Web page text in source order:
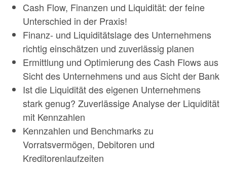
Cash Flow, Finanzen und Liquidität: der feine
Unterschied in der Praxis!
Finanz- und Liquiditätslage des Unternehmens
richtig einschätzen und zuverlässig planen
Ermittlung und Optimierung des Cash Flows aus
Sicht des Unternehmens und aus Sicht der Bank
Ist die Liquidität des eigenen Unternehmens
stark genug? Zuverlässige Analyse der Liquidität
mit Kennzahlen
Kennzahlen und Benchmarks zu
Vorratsvermögen, Debitoren und
Kreditorenlaufzeiten